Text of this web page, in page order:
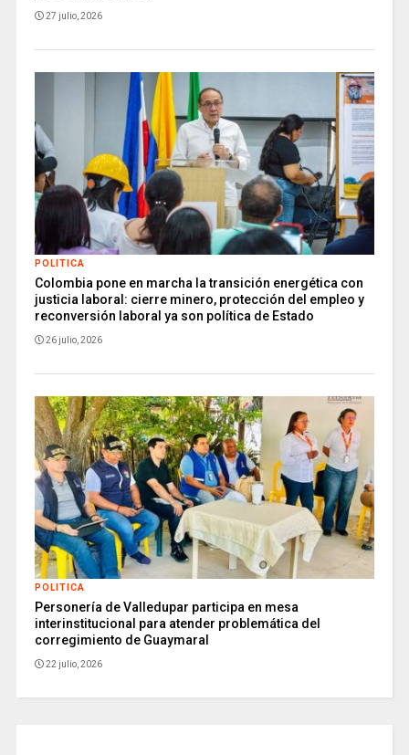
27 julio, 2026
POLITICA
Colombia pone en marcha la transición energética con
justicia laboral: cierre minero, protección del empleo y
reconversión laboral ya son política de Estado
26 julio, 2026
POLITICA
Personería de Valledupar participa en mesa
interinstitucional para atender problemática del
corregimiento de Guaymaral
22 julio, 2026